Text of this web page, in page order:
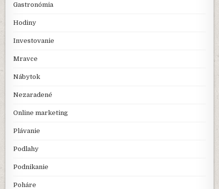
Gastronómia
Hodiny
Investovanie
Mravce
Nábytok
Nezaradené
Online marketing
Plávanie
Podlahy
Podnikanie
Poháre